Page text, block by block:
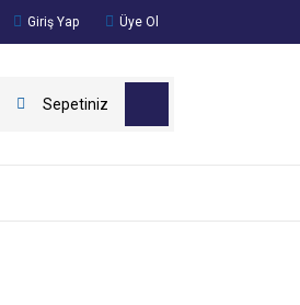
Giriş Yap Üye Ol
Sepetiniz